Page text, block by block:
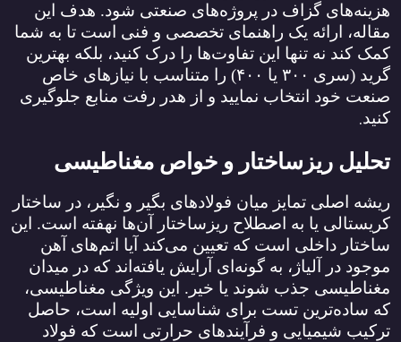
هزینه‌های گزاف در پروژه‌های صنعتی شود. هدف این
مقاله، ارائه یک راهنمای تخصصی و فنی است تا به شما
کمک کند نه تنها این تفاوت‌ها را درک کنید، بلکه بهترین
گرید (سری ۳۰۰ یا ۴۰۰)
را متناسب با نیازهای خاص
صنعت خود انتخاب نمایید و از هدر رفت منابع جلوگیری
کنید.
تحلیل ریزساختار و خواص مغناطیسی
ریشه اصلی تمایز میان فولادهای بگیر و نگیر، در ساختار
کریستالی یا به اصطلاح ریزساختار آن‌ها نهفته است. این
ساختار داخلی است که تعیین می‌کند آیا اتم‌های آهن
موجود در آلیاژ، به گونه‌ای آرایش یافته‌اند که در میدان
مغناطیسی جذب شوند یا خیر. این ویژگی مغناطیسی،
که ساده‌ترین تست برای شناسایی اولیه است، حاصل
ترکیب شیمیایی و فرآیندهای حرارتی است که فولاد